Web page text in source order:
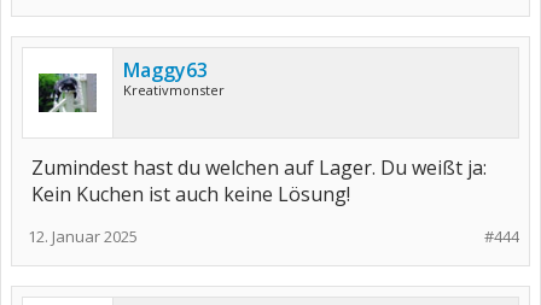
Maggy63
Kreativmonster
Zumindest hast du welchen auf Lager. Du weißt ja:
Kein Kuchen ist auch keine Lösung!
#444
12. Januar 2025